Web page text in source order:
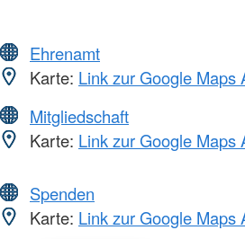
Ehrenamt
Karte: Link zur Google Maps
Mitgliedschaft
Karte: Link zur Google Maps
Spenden
Karte: Link zur Google Maps